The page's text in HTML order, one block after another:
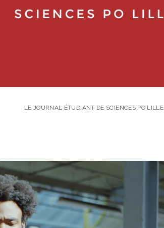
LE JOURNAL ÉTUDIANT DE SCIENCES PO LILLE